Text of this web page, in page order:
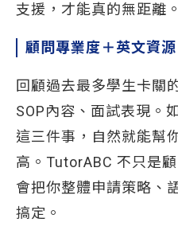
支援，才能真的無距離。
顧問專業度＋英文資
回顧過去最多學生卡關
SOP內容、面試表現。
這三件事，自然就能幫
高。TutorABC 不只是
會把你整體申請策略、
搞定。